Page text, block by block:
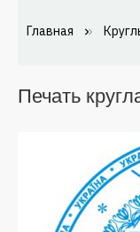
Главная
Печать